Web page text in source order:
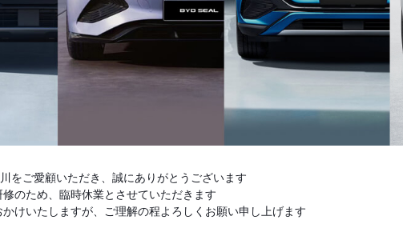
をご愛顧いただき、誠にありがとうございます
のため、臨時休業とさせていただきます
けいたしますが、ご理解の程よろしくお願い申し上げます